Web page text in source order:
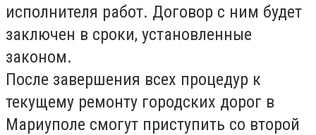
исполнителя работ. Договор с ним будет
заключен в сроки, установленные
законом.
После завершения всех процедур к
текущему ремонту городских дорог в
Мариуполе смогут приступить со второй